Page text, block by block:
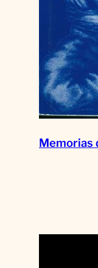
Memorias